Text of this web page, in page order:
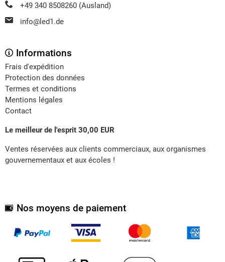
+49 340 8508260 (Ausland)
info@led1.de
Informations
Frais d'expédition
Protection des données
Termes et conditions
Mentions légales
Contact
Le meilleur de l'esprit 30,00 EUR
Ventes réservées aux clients commerciaux, aux organismes
gouvernementaux et aux écoles !
Nos moyens de paiement